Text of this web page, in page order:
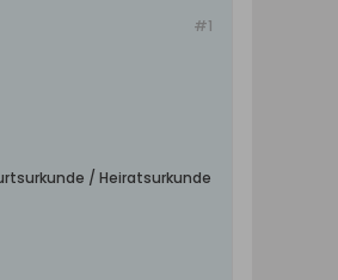
#1
/ Heiratsurkunde